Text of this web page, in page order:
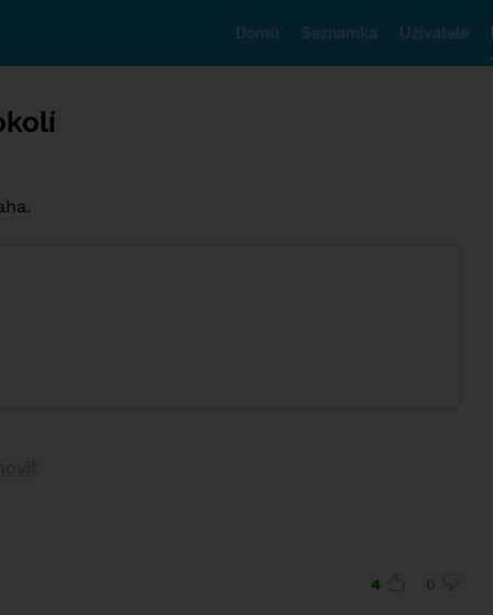
Domů Seznamka Uživatelé
4 0